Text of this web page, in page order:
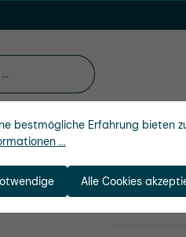
bestmögliche Erfahrung bieten
...
Alle Cookies